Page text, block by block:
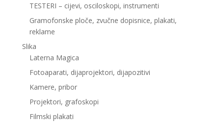
TESTERI – cijevi, osciloskopi, instrumenti
Gramofonske ploče, zvučne dopisnice, plakati,
reklame
Slika
Laterna Magica
Fotoaparati, dijaprojektori, dijapozitivi
Kamere, pribor
Projektori, grafoskopi
Filmski plakati